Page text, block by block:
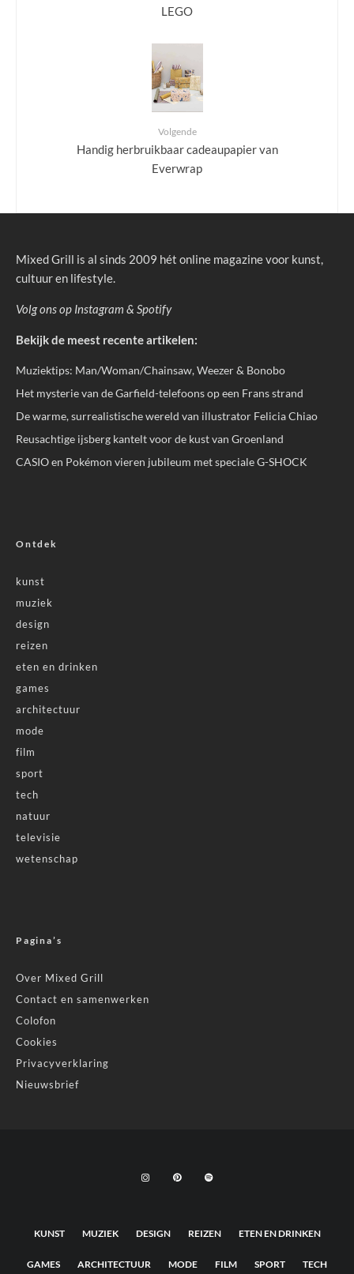
LEGO
Volgende
Handig herbruikbaar cadeaupapier van
Everwrap
Mixed Grill is al sinds 2009 hét online magazine voor kunst,
cultuur en lifestyle.
Volg ons op Instagram & Spotify
Bekijk de meest recente artikelen:
Muziektips: Man/Woman/Chainsaw, Weezer & Bonobo
Het mysterie van de Garfield-telefoons op een Frans strand
De warme, surrealistische wereld van illustrator Felicia Chiao
Reusachtige ijsberg kantelt voor de kust van Groenland
CASIO en Pokémon vieren jubileum met speciale G-SHOCK
Ontdek
kunst
muziek
design
reizen
eten en drinken
games
architectuur
mode
film
sport
tech
natuur
televisie
wetenschap
Pagina’s
Over Mixed Grill
Contact en samenwerken
Colofon
Cookies
Privacyverklaring
Nieuwsbrief
KUNST MUZIEK DESIGN REIZEN ETEN EN DRINKEN
GAMES ARCHITECTUUR MODE FILM SPORT TECH